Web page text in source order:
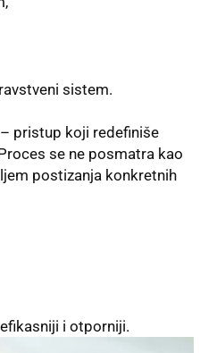
sistem.
pristup koji redefiniše
se ne posmatra kao
postizanja konkretnih
i otporniji.